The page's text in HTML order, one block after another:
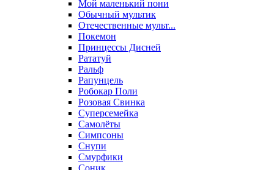
Мой маленький пони
Обычный мультик
Отечественные мульт...
Покемон
Принцессы Дисней
Рататуй
Ральф
Рапунцель
Робокар Поли
Розовая Свинка
Суперсемейка
Самолёты
Симпсоны
Снупи
Смурфики